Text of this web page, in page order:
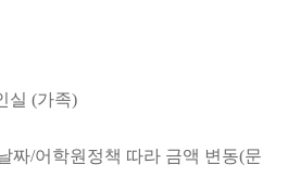
실 (가족)
짜/어학원정책 따라 금액 변동(문